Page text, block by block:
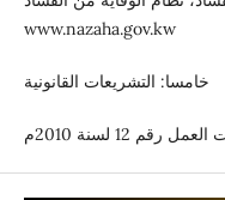
www.nazaha.gov.kw
خامسا: التشريعات القانونية